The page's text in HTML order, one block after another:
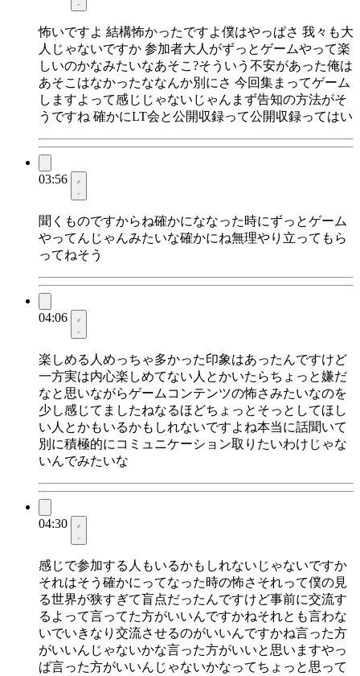
怖いですよ 結構怖かったですよ僕はやっぱさ 我々も大
人じゃないですか 参加者大人がずっとゲームやって楽
しいのかなみたいなあそこ?そういう不安があった俺は
あそこはなかったななんか別にさ 今回集まってゲーム
しますよって感じじゃないじゃんまず告知の方法がそ
うですね 確かにLT会と公開収録って公開収録ってはい
03:56
聞くものですからね確かにななった時にずっとゲーム
やってんじゃんみたいな確かにね無理やり立ってもら
ってねそう
04:06
楽しめる人めっちゃ多かった印象はあったんですけど
一方実は内心楽しめてない人とかいたらちょっと嫌だ
なと思いながらゲームコンテンツの怖さみたいなのを
少し感じてましたねなるほどちょっとそっとしてほし
い人とかもいるかもしれないですよね本当に話聞いて
別に積極的にコミュニケーション取りたいわけじゃな
いんでみたいな
04:30
感じで参加する人もいるかもしれないじゃないですか
それはそう確かにってなった時の怖さそれって僕の見
る世界が狭すぎて盲点だったんですけど事前に交流す
るよって言ってた方がいいんですかねそれとも言わな
いでいきなり交流させるのがいいんですかね言った方
がいいんじゃないかな言った方がいいと思いますやっ
ぱ言った方がいいんじゃないかなってちょっと思って